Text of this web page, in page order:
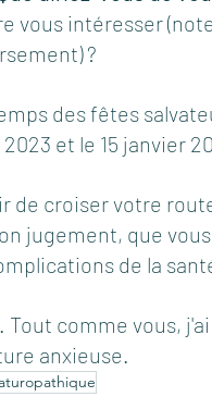
vous intéresser
?
des fêtes
et le 15 janvier
de croiser votre
jugement, que
de la
Tout comme vous,
anxieuse.